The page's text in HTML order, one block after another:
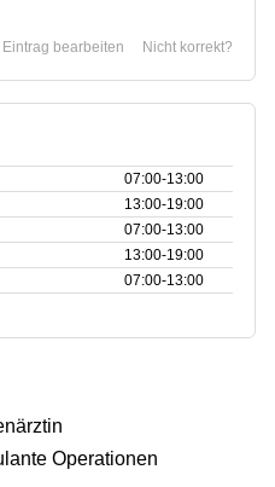
Nicht korrekt?
Eintrag bearbeiten
07:00‑13:00
13:00‑19:00
07:00‑13:00
13:00‑19:00
07:00‑13:00
Operationen